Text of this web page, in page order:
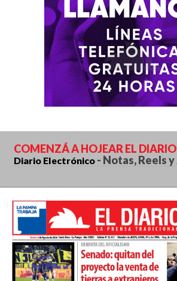
COMENZÁ A HOJEAR EL
Diario Electrónico - Notas, Reels